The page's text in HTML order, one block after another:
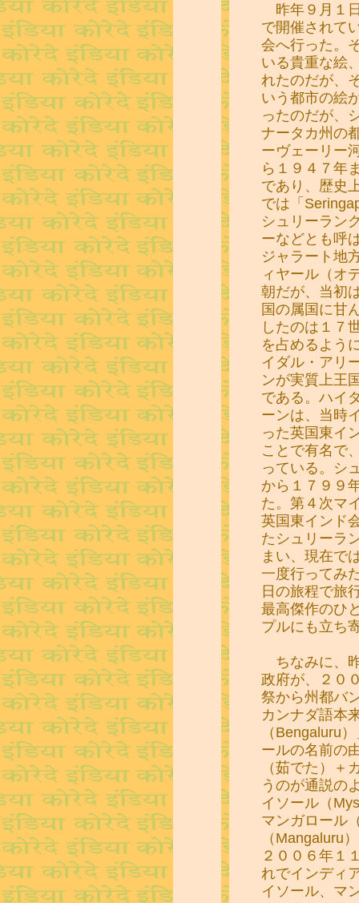
昨年９月１
で開催されて
会へ行った。
いる貴重な絵
れたのだが、
いう都市の絵
ったのだが、
ナータカ州の
ーヴェーリー
ら１９４７年
であり、歴史
では「
シュリーラン
ーなどとも呼
ジャラート地
ィヤール（オ
朝だが、当初
国の属国に甘
したのは１７
を占めるよう
イダル・アリ
ンが実質上王
である。ハイ
ーンは、当時
った英国東イ
ことで有名で
っている。シ
から１７９９
た。第４次マ
英国東インド
たシュリーラ
まい、現在で
一度行ってみ
日の旅程で旅
最高傑作のひ
プルにも立ち
ちなみに、
政府が、２０
祭から州都バ
カンナダ語本
（Bengaluru
ールの名前の
（茹でた）＋
うのが通説の
イソール（
マンガロール
（Mangaluru
２００６年１
れでインディ
イソール、マ